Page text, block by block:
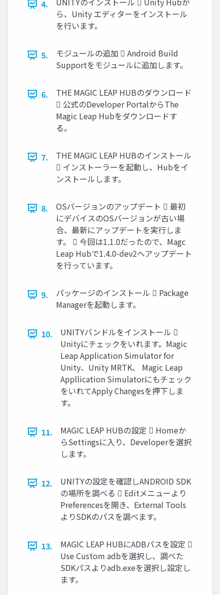
4.
ら、Unity エディターをインストール
を行います。
5.
モジュールの追加  Android Build
Supportをモジュールに追加します。
6.
THE MAGIC LEAP HUBのダウンロード
 公式のDeveloper PortalからThe
Magic Leap Hubをダウンロードす
る。
7.
THE MAGIC LEAP HUBのインストール
 インストーラーを起動し、Hubをイ
ンストールします。
8.
OSバージョンのアップデート  最初
にデバイスのOSバージョンが古い場
合、最新にアップデートを実行しま
す。  今回は1.1.0だったので、Magc
Leap Hubで1.4.0-dev2へアップデート
を行っています。
9.
パッケージのインストール  Package
Managerを起動します。
10.
UNITYバンドルをインストール 
Unityにチェックをいれます。Magic
Leap Application Simulator for
Unity、Unity MRTK、 Magic Leap
Appllication Simulatorにもチェック
をいれてApply Changesを押下しま
す。
11.
MAGIC LEAP HUBの設定  Homeか
らSettingsに入り、Developerを選択
します。
12.
UNITYの設定を確認しANDROID SDK
の場所を調べる  Editメニューより
Preferencesを開き、External Tools
よりSDKのパスを調べます。
13.
MAGIC LEAP HUBにADBパスを設定 
Use Custom adbを選択し、調べた
SDKパスよりadb.exeを選択し設定し
ます。